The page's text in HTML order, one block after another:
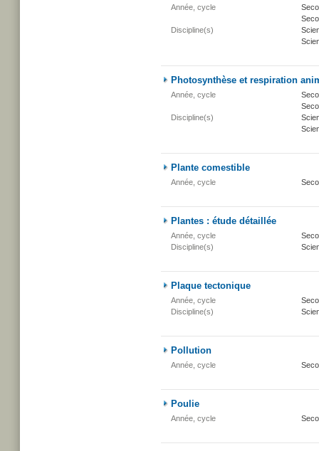
Année, cycle
Discipline(s)
Photosynthèse et respiration
Année, cycle
Discipline(s)
Plante comestible
Année, cycle
Plantes : étude détaillée
Année, cycle
Discipline(s)
Plaque tectonique
Année, cycle
Discipline(s)
Pollution
Année, cycle
Poulie
Année, cycle